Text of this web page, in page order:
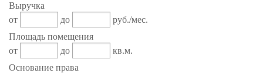
Выручка
от
до
руб./мес.
Площадь помещения
от
до
кв.м.
Основание права